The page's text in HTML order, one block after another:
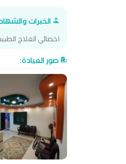
الخبرات
اخصائي العلاج
صور العيادة: